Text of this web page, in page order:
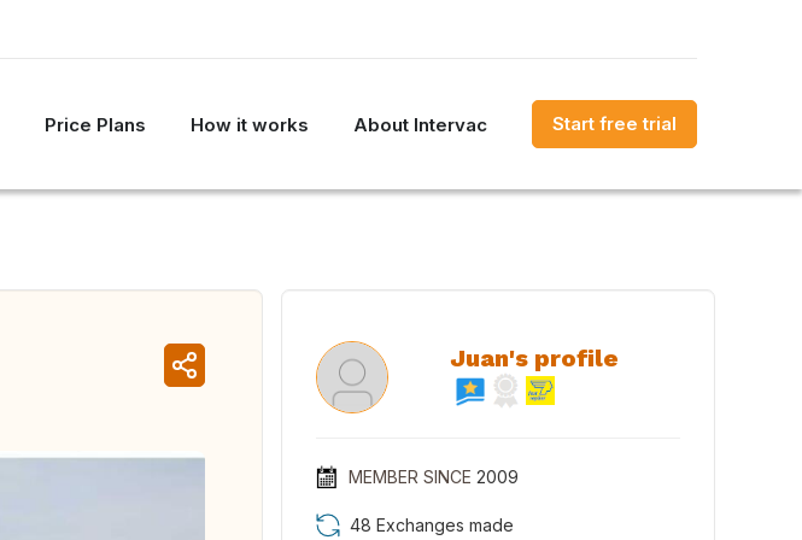
Price Plans How it works About Intervac Start free trial
Juan's profile
MEMBER SINCE 2009
48 Exchanges made